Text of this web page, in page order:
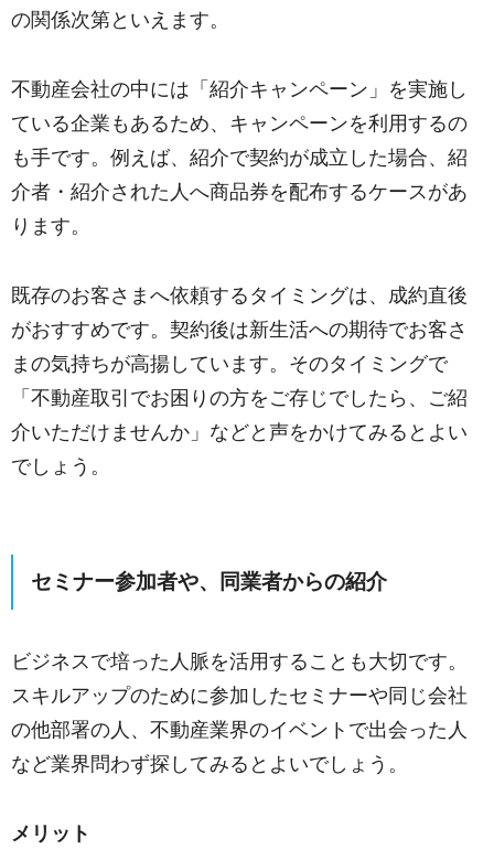
の関係次第といえます。
不動産会社の中には「紹介キャンペーン」を実施し
ている企業もあるため、キャンペーンを利用するの
も手です。例えば、紹介で契約が成立した場合、紹
介者・紹介された人へ商品券を配布するケースがあ
ります。
既存のお客さまへ依頼するタイミングは、成約直後
がおすすめです。契約後は新生活への期待でお客さ
まの気持ちが高揚しています。そのタイミングで
「不動産取引でお困りの方をご存じでしたら、ご紹
介いただけませんか」などと声をかけてみるとよい
でしょう。
セミナー参加者や、同業者からの紹介
ビジネスで培った人脈を活用することも大切です。
スキルアップのために参加したセミナーや同じ会社
の他部署の人、不動産業界のイベントで出会った人
など業界問わず探してみるとよいでしょう。
メリット